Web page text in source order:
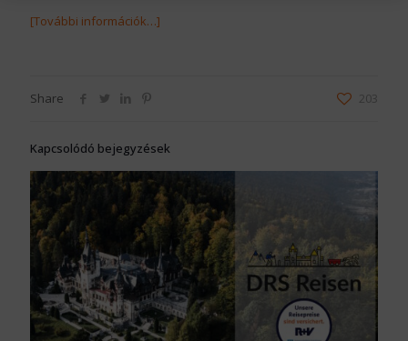
[További információk…]
Share 203
Kapcsolódó bejegyzések